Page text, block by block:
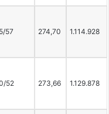
57 274,70 1.114.928
52 273,66 1.129.878